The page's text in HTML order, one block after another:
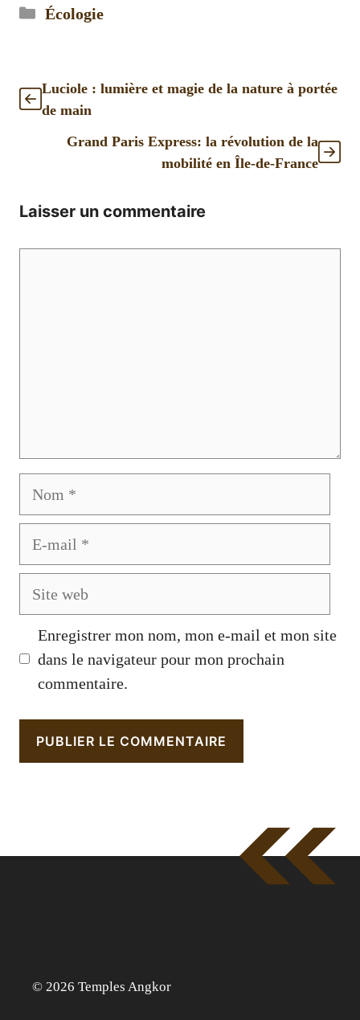
Catégories
Écologie
Luciole : lumière et magie de la nature à portée
de main
Grand Paris Express: la révolution de la
mobilité en Île-de-France
Laisser un commentaire
Enregistrer mon nom, mon e-mail et mon site
dans le navigateur pour mon prochain
commentaire.
© 2026 Temples Angkor